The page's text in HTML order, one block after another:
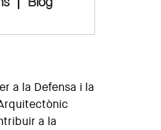
a la Defensa i la
a la